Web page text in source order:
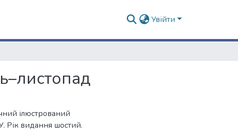
Увійти
ілюстрований
видання шостий.